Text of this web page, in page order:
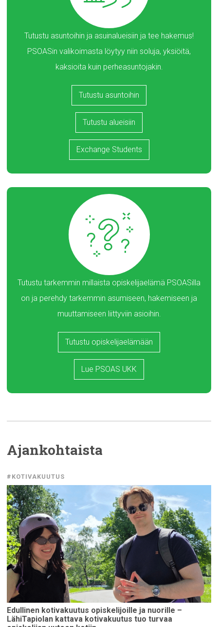
Tutustu asuntoihin ja asuinalueisiin ja tee hakemus!
PSOASin valikoimasta löytyy niin soluja, yksiöitä,
kaksioita kuin perheasuntojakin.
Tutustu asuntoihin
Tutustu alueisiin
Exchange Students
Tutustu tarkemmin millaista opiskelijaelämä PSOASilla
on ja perehdy tarkemmin asumiseen, hakemiseen ja
muuttamiseen liittyviin asioihin.
Tutustu opiskelijaelämään
Lue PSOAS UKK
Ajankohtaista
#KOTIVAKUUTUS
Edullinen kotivakuutus opiskelijoille ja nuorille –
LähiTapiolan kattava kotivakuutus tuo turvaa